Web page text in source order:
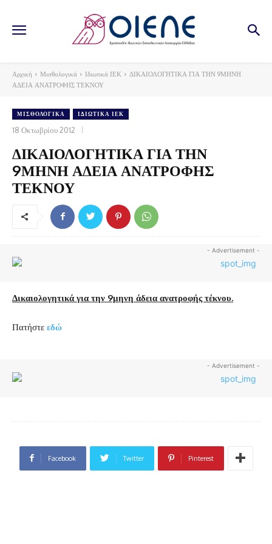
Αρχική Μισθολογικά Ιδιωτικά ΙΕΚ
ΔΙΚΑΙΟΛΟΓΗΤΙΚΑ ΓΙΑ ΤΗΝ 9ΜΗΝΗ
ΑΔΕΙΑ ΑΝΑΤΡΟΦΗΣ ΤΕΚΝΟΥ
ΜΙΣΘΟΛΟΓΙΚΆ ΙΔΙΩΤΙΚΆ ΙΕΚ
18 Οκτωβρίου 2012
ΔΙΚΑΙΟΛΟΓΗΤΙΚΑ ΓΙΑ ΤΗΝ
9ΜΗΝΗ ΑΔΕΙΑ ΑΝΑΤΡΟΦΗΣ
ΤΕΚΝΟΥ
- Advertisement -
Δικαιολογητικά για την 9μηνη άδεια ανατροφής τέκνου.
Πατήστε εδώ
- Advertisement -
Facebook Twitter Pinterest